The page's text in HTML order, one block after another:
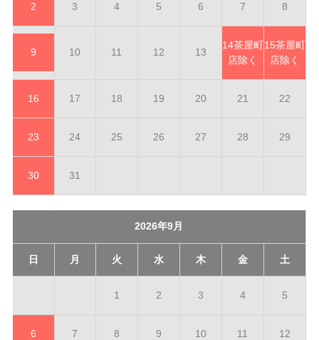
2 3 4 5 6 7 8
9 10 11 12 13
14茶屋町
店除く
15茶屋町
店除く
16 17 18 19 20 21 22
23 24 25 26 27 28 29
30 31
2026年9月
日 月 火 水 木 金 土
1 2 3 4 5
6 7 8 9 10 11 12